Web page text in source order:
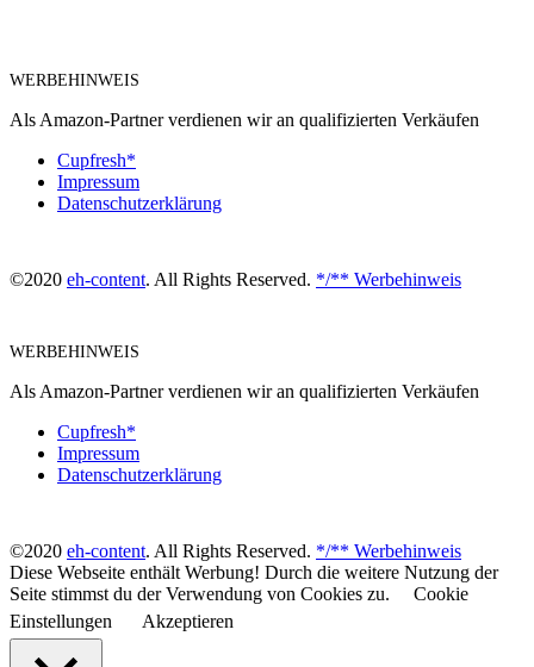
WERBEHINWEIS
Als Amazon-Partner verdienen wir an qualifizierten Verkäufen
Cupfresh*
Impressum
Datenschutzerklärung
©2020 eh-content. All Rights Reserved. */** Werbehinweis
WERBEHINWEIS
Als Amazon-Partner verdienen wir an qualifizierten Verkäufen
Cupfresh*
Impressum
Datenschutzerklärung
©2020 eh-content. All Rights Reserved. */** Werbehinweis
Diese Webseite enthält Werbung! Durch die weitere Nutzung der
Seite stimmst du der Verwendung von Cookies zu.
Cookie
Einstellungen
Akzeptieren